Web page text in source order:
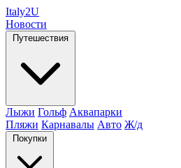
Italy2U
Новости
Путешествия
Лыжи Гольф Аквапарки
Пляжи Карнавалы Авто Ж/д
Покупки